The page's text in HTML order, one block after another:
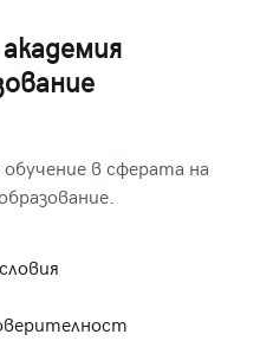
в сферата на